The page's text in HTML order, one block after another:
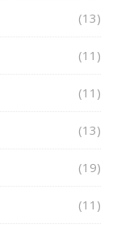
(13)
(11)
(11)
(13)
(19)
(11)